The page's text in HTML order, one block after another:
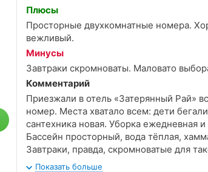
Плюсы
Просторные двухкомнатные номера.
вежливый.
Минусы
Завтраки скромноваты. Маловато
Комментарий
Приезжали в отель «Затерянный Рай»
номер. Места хватало всем: дети
сантехника новая. Уборка ежедневная
Бассейн просторный, вода тёплая,
Завтраки, правда, скромноватые для
Спасибо всему коллективу за заботу и
Показать больше